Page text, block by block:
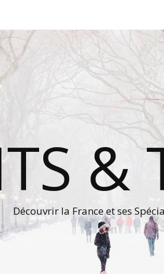
&
Découvrir la France et ses